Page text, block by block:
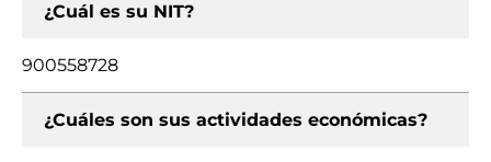
¿Cuál es su NIT?
900558728
¿Cuáles son sus actividades económicas?